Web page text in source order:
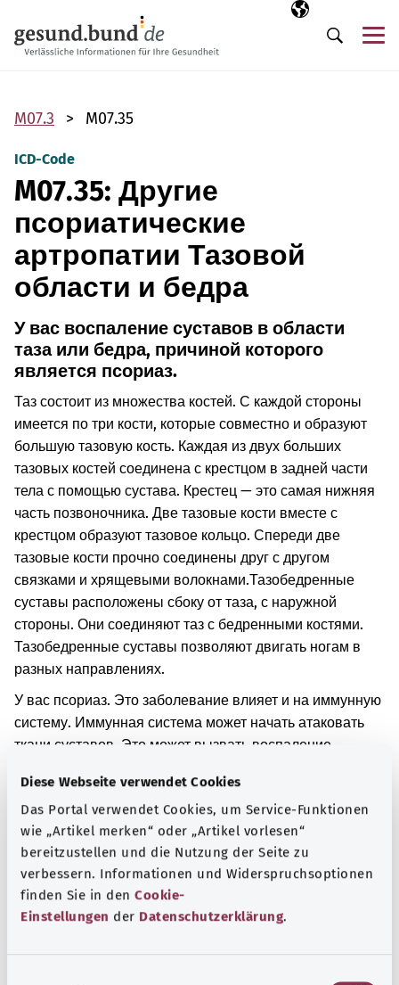
Diese Webseite verwendet Cookies
Das Portal verwendet Cookies, um Service-Funktionen
wie „Artikel merken“ oder „Artikel vorlesen“
bereitzustellen und die Nutzung der Seite zu
verbessern. Informationen und Widerspruchsoptionen
finden Sie in den Cookie-
Einstellungen der Datenschutzerklärung.
Выбранный
RU
Поиск
M07.3 M07.35
ICD-Code
M07.35: Другие
псориатические
артропатии Тазовой
области и бедра
У вас воспаление суставов в области
таза или бедра, причиной которого
является псориаз.
Таз состоит из множества костей. С каждой стороны
имеется по три кости, которые совместно и образуют
большую тазовую кость. Каждая из двух больших
тазовых костей соединена с крестцом в задней части
тела с помощью сустава. Крестец — это самая нижняя
часть позвоночника. Две тазовые кости вместе с
крестцом образуют тазовое кольцо. Спереди две
тазовые кости прочно соединены друг с другом
связками и хрящевыми волокнами.Тазобедренные
суставы расположены сбоку от таза, с наружной
стороны. Они соединяют таз с бедренными костями.
Тазобедренные суставы позволяют двигать ногам в
разных направлениях.
У вас псориаз. Это заболевание влияет и на иммунную
систему. Иммунная система может начать атаковать
ткани суставов. Это может вызвать воспаление
различными симптомами. Типичные симптомы — это
отек и боль в пораженном суставе. Кожа в области
сустава может покраснеть. Движение в этом суставе
может быть ограничено.
Дополнительные обозначения